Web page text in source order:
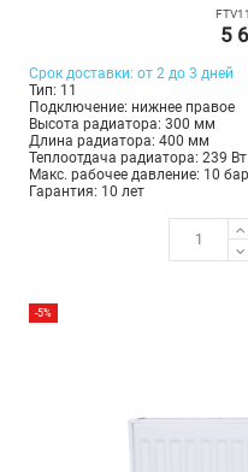
5
Срок доставки: от 2 до 3 дней
Тип: 11
Подключение: нижнее правое
Высота радиатора: 300 мм
Длина радиатора: 400 мм
Теплоотдача радиатора: 239 Вт
Макс. рабочее давление: 10 бар
Гарантия: 10 лет
-5%